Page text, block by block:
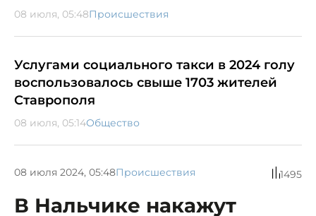
08 июля, 05:48Происшествия
Услугами социального такси в 2024 голу
воспользовалось свыше 1703 жителей
Ставрополя
08 июля, 05:14Общество
08 июля 2024, 05:48Происшествия 1495
В Нальчике накажут